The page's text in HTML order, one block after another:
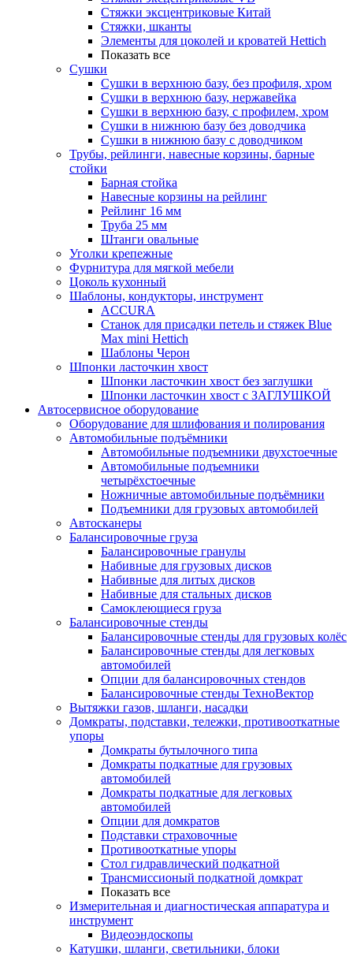
Стяжки эксцентриковые Китай
Стяжки, шканты
Элементы для цоколей и кроватей Hettich
Показать все
Сушки
Сушки в верхнюю базу, без профиля, хром
Сушки в верхнюю базу, нержавейка
Сушки в верхнюю базу, с профилем, хром
Сушки в нижнюю базу без доводчика
Сушки в нижнюю базу с доводчиком
Трубы, рейлинги, навесные корзины, барные
стойки
Барная стойка
Навесные корзины на рейлинг
Рейлинг 16 мм
Труба 25 мм
Штанги овальные
Уголки крепежные
Фурнитура для мягкой мебели
Цоколь кухонный
Шаблоны, кондукторы, инструмент
ACCURA
Станок для присадки петель и стяжек Blue
Max mini Hettich
Шаблоны Черон
Шпонки ласточкин хвост
Шпонки ласточкин хвост без заглушки
Шпонки ласточкин хвост с ЗАГЛУШКОЙ
Автосервисное оборудование
Оборудование для шлифования и полирования
Автомобильные подъёмники
Автомобильные подъемники двухстоечные
Автомобильные подъемники
четырёхстоечные
Ножничные автомобильные подъёмники
Подъемники для грузовых автомобилей
Автосканеры
Балансировочные груза
Балансировочные гранулы
Набивные для грузовых дисков
Набивные для литых дисков
Набивные для стальных дисков
Самоклеющиеся груза
Балансировочные стенды
Балансировочные стенды для грузовых колёс
Балансировочные стенды для легковых
автомобилей
Опции для балансировочных стендов
Балансировочные стенды ТехноВектор
Вытяжки газов, шланги, насадки
Домкраты, подставки, тележки, противооткатные
упоры
Домкраты бутылочного типа
Домкраты подкатные для грузовых
автомобилей
Домкраты подкатные для легковых
автомобилей
Опции для домкратов
Подставки страховочные
Противооткатные упоры
Стол гидравлический подкатной
Трансмиссионый подкатной домкрат
Показать все
Измерительная и диагностическая аппаратура и
инструмент
Видеоэндоскопы
Катушки, шланги, светильники, блоки